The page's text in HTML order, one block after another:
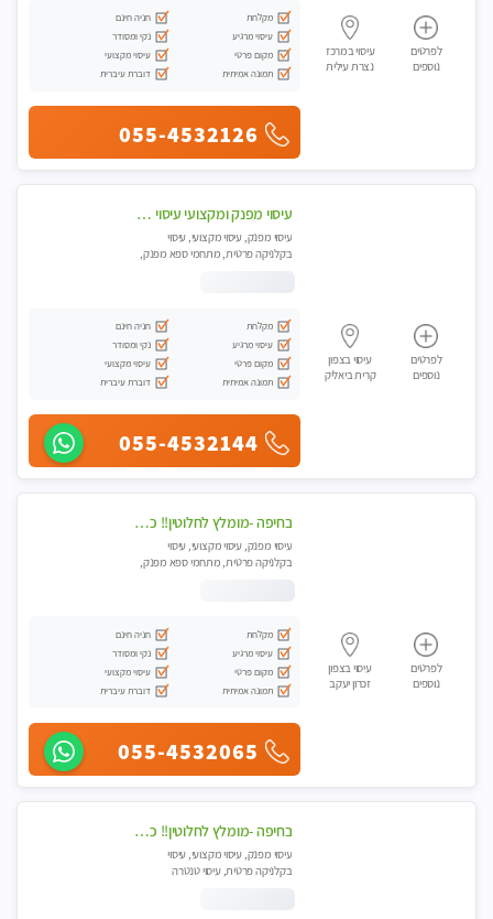
לפרטים
נוספים
עיסוי במרכז
נצרת עילית
מקלחת
חניה חינם
עיסוי מרגיע
נקי ומסודר
מקום פרטי
עיסוי מקצועי
תמונה אמיתית
דוברת עיברית
055-4532126
לפרטים
נוספים
עיסוי בצפון
קרית ביאליק
עיסוי מפנק ומקצועי עיסוי עם אבנים חמות. מעסה עם תעודות. טיפול מרגיע משחרר באווירה נעימה נקיה ומסודרת. יש חניה ומקלחת
עיסוי מפנק, עיסוי מקצועי, עיסוי
בקלניקה פרטית, מתחמי ספא מפנק,
מקלחת
חניה חינם
עיסוי מרגיע
נקי ומסודר
מקום פרטי
עיסוי מקצועי
תמונה אמיתית
דוברת עיברית
055-4532144
לפרטים
נוספים
עיסוי בצפון
זכרון יעקב
בחיפה -מומלץ לחלוטין!! כל סוגי העיסויים מעסה מקצועית ואיכותית פרטי!!!
עיסוי מפנק, עיסוי מקצועי, עיסוי
בקלניקה פרטית, מתחמי ספא מפנק,
מקלחת
חניה חינם
עיסוי מרגיע
נקי ומסודר
מקום פרטי
עיסוי מקצועי
תמונה אמיתית
דוברת עיברית
055-4532065
בחיפה -מומלץ לחלוטין!! כל סוגי העיסויים מעסה מקצועית ואיכותית פרטי!!!
עיסוי מפנק, עיסוי מקצועי, עיסוי
בקלניקה פרטית, עיסוי טנטרה